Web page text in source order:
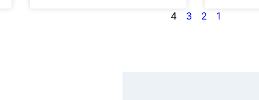
1
2
3
4